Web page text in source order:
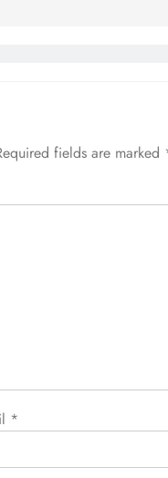
fields are marked
*